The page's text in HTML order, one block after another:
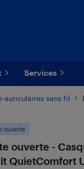
Services
auriculaires sans fil
ouverte
ouverte -
QuietComfort